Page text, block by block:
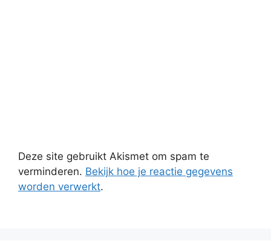
Deze site gebruikt Akismet om spam te
verminderen. Bekijk hoe je reactie gegevens
worden verwerkt.